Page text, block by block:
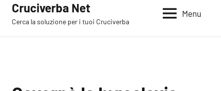
contenuto
Cruciverba Net
Cerca la soluzione per i tuoi Cruciverba
Menu